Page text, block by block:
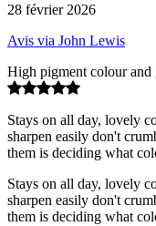
28 février 2026
Avis via John Lewis
High pigment colour and
Stays on all day, lovely
sharpen easily don't
them is deciding what
Stays on all day, lovely
sharpen easily don't
them is deciding what